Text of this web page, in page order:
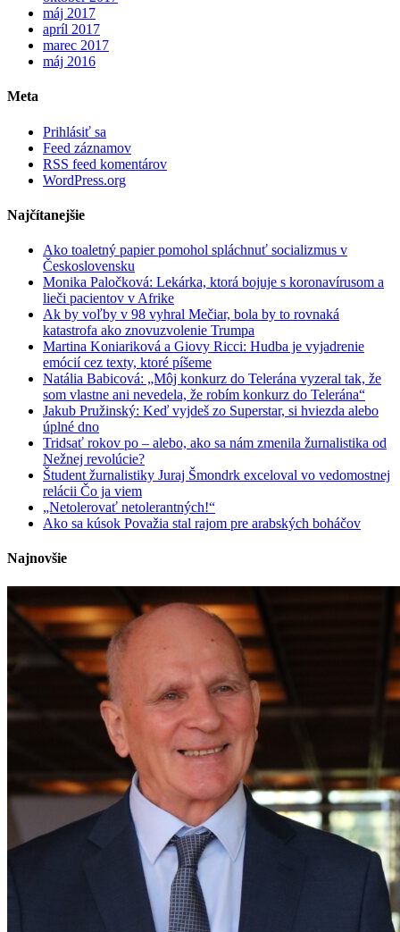
máj 2017
apríl 2017
marec 2017
máj 2016
Meta
Prihlásiť sa
Feed záznamov
RSS feed komentárov
WordPress.org
Najčítanejšie
Ako toaletný papier pomohol spláchnuť socializmus v
Československu
Monika Paločková: Lekárka, ktorá bojuje s koronavírusom a
lieči pacientov v Afrike
Ak by voľby v 98 vyhral Mečiar, bola by to rovnaká
katastrofa ako znovuzvolenie Trumpa
Martina Koniariková a Giovy Ricci: Hudba je vyjadrenie
emócií cez texty, ktoré píšeme
Natália Babicová: „Môj konkurz do Telerána vyzeral tak, že
som vlastne ani nevedela, že robím konkurz do Telerána“
Jakub Pružinský: Keď vyjdeš zo Superstar, si hviezda alebo
úplné dno
Tridsať rokov po – alebo, ako sa nám zmenila žurnalistika od
Nežnej revolúcie?
Študent žurnalistiky Juraj Šmondrk exceloval vo vedomostnej
relácii Čo ja viem
„Netolerovať netolerantných!“
Ako sa kúsok Považia stal rajom pre arabských boháčov
Najnovšie